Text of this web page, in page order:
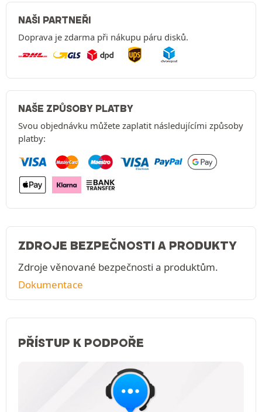
NAŠI PARTNEŘI
Doprava je zdarma při nákupu páru disků.
NAŠE ZPŮSOBY PLATBY
Svou objednávku můžete zaplatit následujícími způsoby
platby:
ZDROJE BEZPEČNOSTI A PRODUKTY
Zdroje věnované bezpečnosti a produktům.
Dokumentace
PŘÍSTUP K PODPOŘE